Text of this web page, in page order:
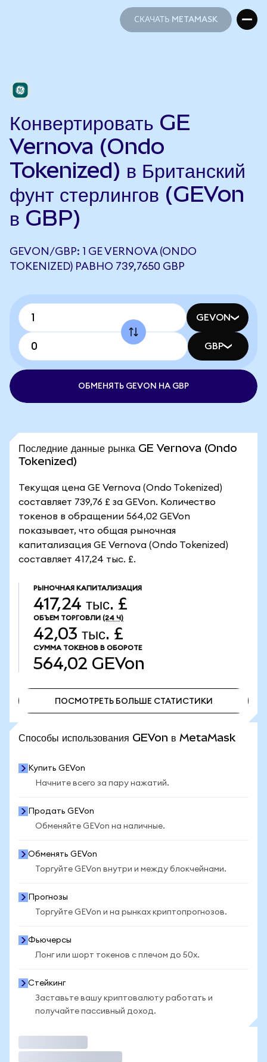
СКАЧАТЬ METAMASK
Конвертировать GE
Vernova (Ondo
Tokenized) в Британский
фунт стерлингов (GEVon
в GBP)
GEVON/GBP: 1 GE VERNOVA (ONDO
TOKENIZED) РАВНО 739,7650 GBP
GEVON
GBP
ОБМЕНЯТЬ GEVON НА GBP
Последние данные рынка GE Vernova (Ondo
Tokenized)
Текущая цена GE Vernova (Ondo Tokenized)
составляет 739,76 £ за GEVon. Количество
токенов в обращении 564,02 GEVon
показывает, что общая рыночная
капитализация GE Vernova (Ondo Tokenized)
составляет 417,24 тыс. £.
РЫНОЧНАЯ КАПИТАЛИЗАЦИЯ
417,24 тыс. £
ОБЪЕМ ТОРГОВЛИ (24 Ч)
42,03 тыс. £
СУММА ТОКЕНОВ В ОБОРОТЕ
564,02 GEVon
ПОСМОТРЕТЬ БОЛЬШЕ СТАТИСТИКИ
Способы использования GEVon в MetaMask
Купить GEVon
Начните всего за пару нажатий.
Продать GEVon
Обменяйте GEVon на наличные.
Обменять GEVon
Торгуйте GEVon внутри и между блокчейнами.
Прогнозы
Торгуйте GEVon и на рынках криптопрогнозов.
Фьючерсы
Лонг или шорт токенов с плечом до 50x.
Стейкинг
Заставьте вашу криптовалюту работать и
получайте пассивный доход.